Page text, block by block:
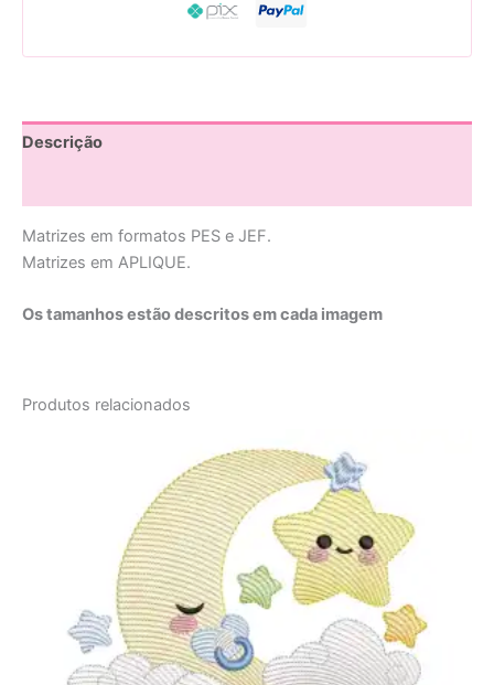
Descrição
Matrizes em formatos PES e JEF.
Matrizes em APLIQUE.
Os tamanhos estão descritos em cada imagem
Produtos relacionados